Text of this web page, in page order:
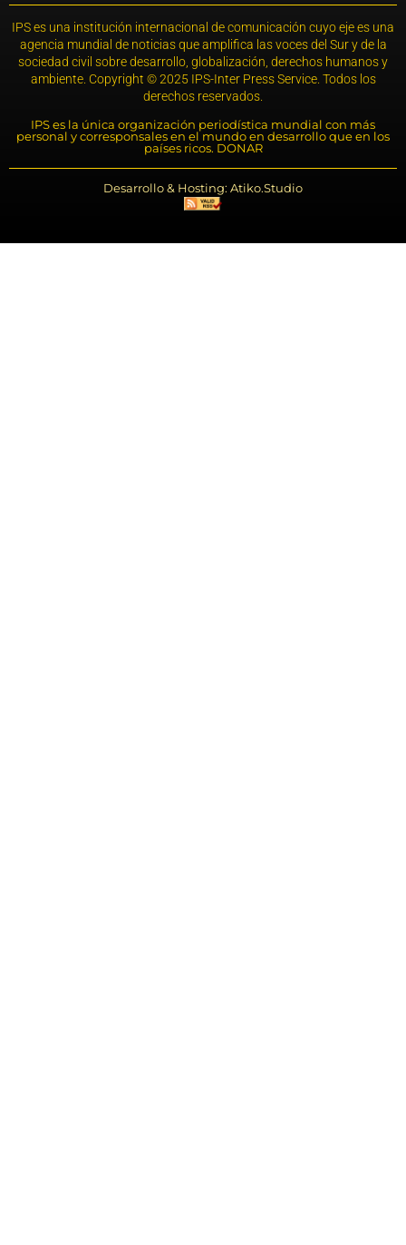
IPS es una institución internacional de comunicación cuyo eje es una
agencia mundial de noticias que amplifica las voces del Sur y de la
sociedad civil sobre desarrollo, globalización, derechos humanos y
ambiente. Copyright © 2025 IPS-Inter Press Service. Todos los
derechos reservados.
IPS es la única organización periodística mundial con más
personal y corresponsales en el mundo en desarrollo que en los
países ricos. DONAR
Desarrollo & Hosting: Atiko.Studio